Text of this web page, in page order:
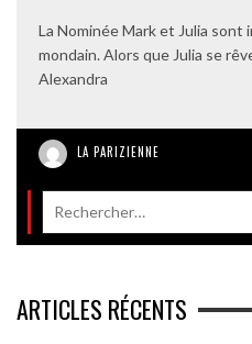
La Nominée Mark et Julia sont
mondain. Alors que Julia se
Alexandra
LA PARIZIENNE
ARTICLES RÉCENTS